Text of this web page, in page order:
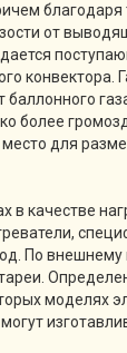
от
конвектора.
баллонного
более
для
в качестве
По внешнему
моделях